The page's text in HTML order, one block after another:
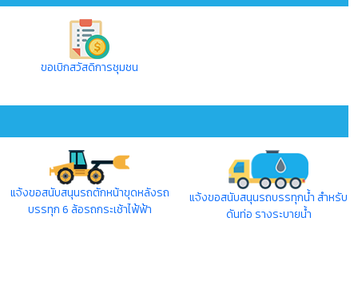
ขอเบิกสวัสดิการชุมชน
แจ้งขอสนับสนุนรถตักหน้าขุดหลังรถ
บรรทุก 6 ล้อรถกระเช้าไฟ้ฟ้า
แจ้งขอสนับสนุนรถบรรทุกน้ำ สำหรับ
ดันท่อ รางระบายน้ำ